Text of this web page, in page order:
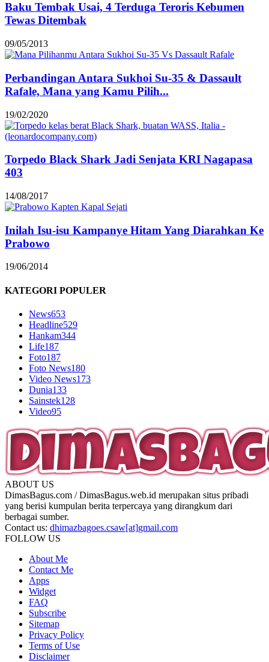
Baku Tembak Usai, 4 Terduga Teroris Kebumen
Tewas Ditembak
09/05/2013
Perbandingan Antara Sukhoi Su-35 & Dassault
Rafale, Mana yang Kamu Pilih...
19/02/2020
Torpedo Black Shark Jadi Senjata KRI Nagapasa
403
14/08/2017
Inilah Isu-isu Kampanye Hitam Yang Diarahkan Ke
Prabowo
19/06/2014
KATEGORI POPULER
News653
Headline529
Hankam344
Life187
Foto187
Foto News180
Video News173
Dunia133
Sainstek128
Video95
ABOUT US
DimasBagus.com / DimasBagus.web.id merupakan situs pribadi
yang berisi kumpulan berita terpercaya yang dirangkum dari
berbagai sumber.
Contact us: dhimazbagoes.csaw[at]gmail.com
FOLLOW US
About Me
Contact Me
Apps
Widget
FAQ
Subscribe
Sitemap
Privacy Policy
Terms of Use
Disclaimer